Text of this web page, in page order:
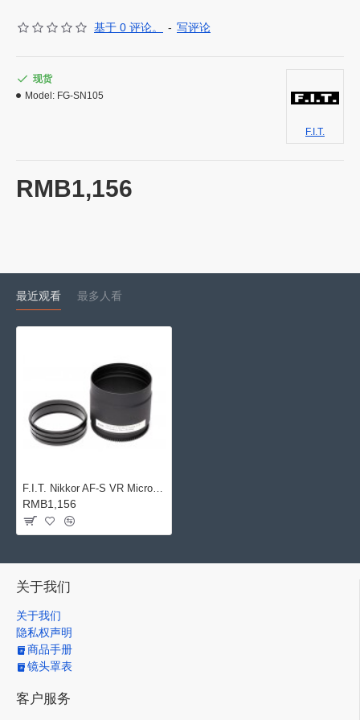
基于 0 评论。 - 写评论
RMB1,156
现货
Model: FG-SN105
F.I.T.
最近观看 最多人看
F.I.T. Nikkor AF-S VR Micro 105mm 对焦环 for Sea&Sea Nikon
RMB1,156
关于我们
关于我们
隐私权声明
商品手册
镜头罩表
客户服务